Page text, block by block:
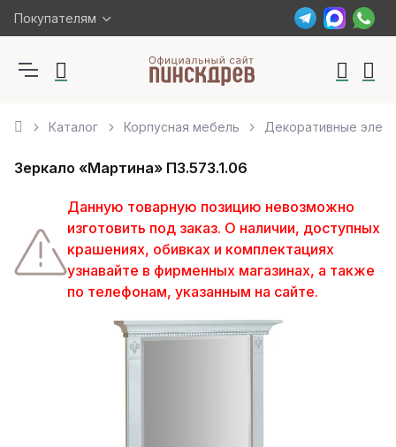
Покупателям
Каталог Корпусная мебель Декоративные
Зеркало «Мартина» П3.573.1.06
Данную товарную позицию невозможно
изготовить под заказ. О наличии, доступных
крашениях, обивках и комплектациях
узнавайте в фирменных магазинах, а также
по телефонам, указанным на сайте.